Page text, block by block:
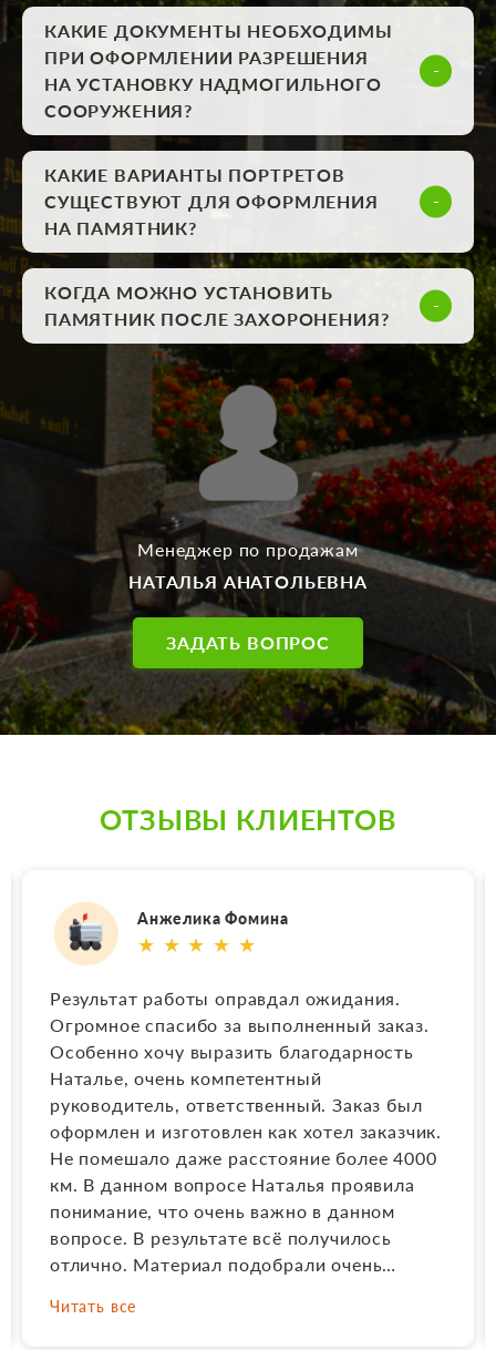
КАКИЕ ДОКУМЕНТЫ НЕОБХОДИМЫ
ПРИ ОФОРМЛЕНИИ РАЗРЕШЕНИЯ
НА УСТАНОВКУ НАДМОГИЛЬНОГО
СООРУЖЕНИЯ?
КАКИЕ ВАРИАНТЫ ПОРТРЕТОВ
СУЩЕСТВУЮТ ДЛЯ ОФОРМЛЕНИЯ
НА ПАМЯТНИК?
КОГДА МОЖНО УСТАНОВИТЬ
ПАМЯТНИК ПОСЛЕ ЗАХОРОНЕНИЯ?
Менеджер по продажам
НАТАЛЬЯ АНАТОЛЬЕВНА
ЗАДАТЬ ВОПРОС
ОТЗЫВЫ КЛИЕНТОВ
Анжелика Фомина
★ ★ ★ ★ ★
Результат работы оправдал ожидания.
Огромное спасибо за выполненный заказ.
Особенно хочу выразить благодарность
Наталье, очень компетентный
руководитель, ответственный. Заказ был
оформлен и изготовлен как хотел заказчик.
Не помешало даже расстояние более 4000
км. В данном вопросе Наталья проявила
понимание, что очень важно в данном
вопросе. В результате всё получилось
отлично. Материал подобрали очень
гаммой, которую я заказывала. Выполнили
Читать все